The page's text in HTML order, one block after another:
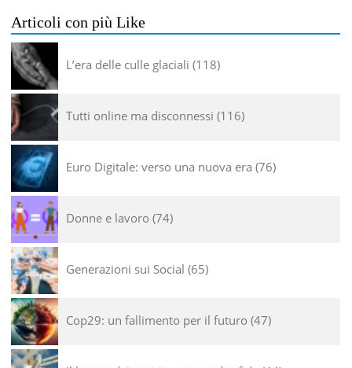
Articoli con più Like
L’era delle culle glaciali 118
Tutti online ma disconnessi 116
Euro Digitale: verso una nuova era 76
Donne e lavoro 74
Generazioni sui Social 65
Cop29: un fallimento per il futuro 47